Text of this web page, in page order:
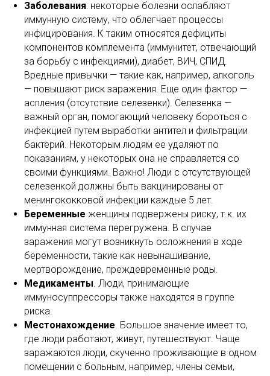
Заболевания: некоторые болезни ослабляют
иммунную систему, что облегчает процессы
инфицирования. К таким относятся дефициты
компонентов комплемента (иммунитет, отвечающий
за борьбу с инфекциями), диабет, ВИЧ, СПИД.
Вредные привычки — такие как, например, алкоголь
— повышают риск заражения. Еще один фактор —
аспления (отсутствие селезенки). Селезенка —
важный орган, помогающий человеку бороться с
инфекцией путем выработки антител и фильтрации
бактерий. Некоторым людям ее удаляют по
показаниям, у некоторых она не справляется со
своими функциями. Важно! Люди с отсутствующей
селезенкой должны быть вакцинированы от
менингококковой инфекции каждые 5 лет.
Беременные женщины подвержены риску, т.к. их
иммунная система перегружена. В случае
заражения могут возникнуть осложнения в ходе
беременности, такие как невынашивание,
мертворождение, преждевременные роды.
Медикаменты. Люди, принимающие
иммуносуппрессоры также находятся в группе
риска.
Местонахождение. Большое значение имеет то,
где люди работают, живут, путешествуют. Чаще
заражаются люди, скученно проживающие в одном
помещении с больным, например, члены семьи,